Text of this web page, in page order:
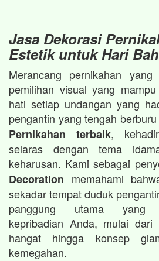
Jasa Dekorasi
Estetik untuk Hari
Merancang pernikahan
pemilihan visual yang
hati setiap undangan yang
pengantin yang tengah berburu
Pernikahan terbaik,
selaras dengan tema
keharusan. Kami sebagai
Decoration memahami
sekadar tempat duduk
panggung utama yang
kepribadian Anda, mulai
hangat hingga konsep
kemegahan.